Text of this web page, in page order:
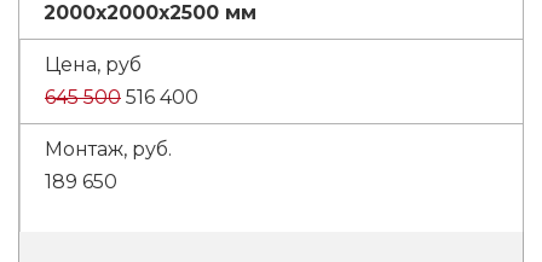
2000x2000x2500 мм
645 500 516 400
189 650